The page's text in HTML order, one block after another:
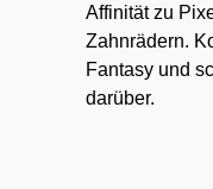
Affinität zu
Zahnrädern.
Fantasy und
darüber.